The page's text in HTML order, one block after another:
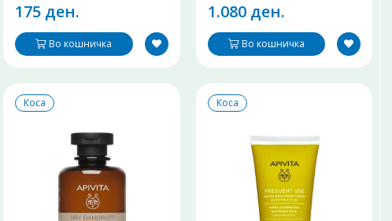
175 ден.
Во кошничка
1.080 ден.
Во кошничка
Коса Коса